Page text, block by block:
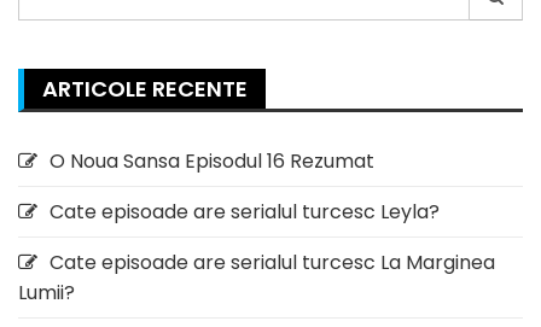
for:
ARTICOLE RECENTE
O Noua Sansa Episodul 16 Rezumat
Cate episoade are serialul turcesc Leyla?
Cate episoade are serialul turcesc La Marginea
Lumii?